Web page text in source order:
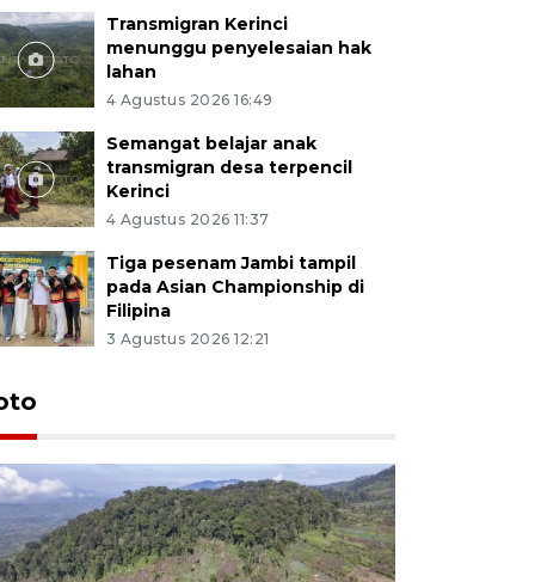
Transmigran Kerinci
menunggu penyelesaian hak
lahan
4 Agustus 2026 16:49
Semangat belajar anak
transmigran desa terpencil
Kerinci
4 Agustus 2026 11:37
Tiga pesenam Jambi tampil
pada Asian Championship di
Filipina
3 Agustus 2026 12:21